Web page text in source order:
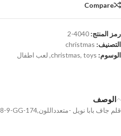
Compare
رمز المنتج: 4040-2
التصنيف: christmas
الوسوم:
christmas, toys
, لعب اطفال
الوصف
قلم جاف بابا نويل -متعدداللون,FTH-28-9-GG-174